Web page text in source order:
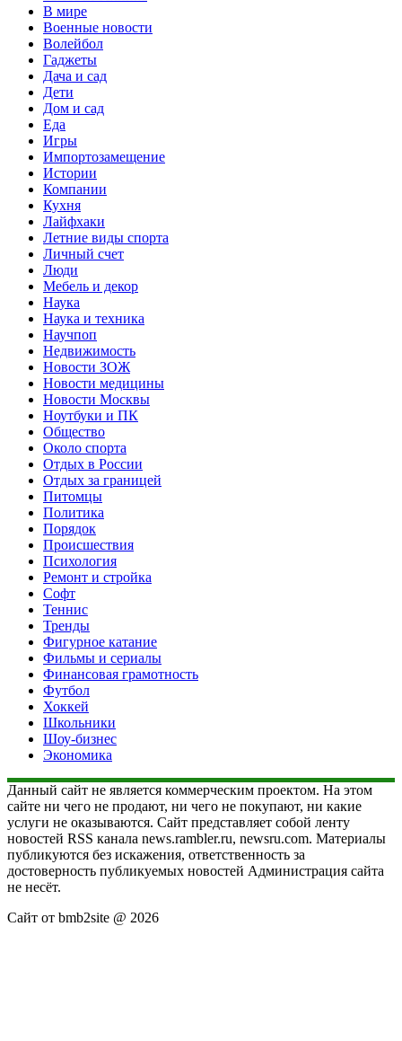
В мире
Военные новости
Волейбол
Гаджеты
Дача и сад
Дети
Дом и сад
Еда
Игры
Импортозамещение
Истории
Компании
Кухня
Лайфхаки
Летние виды спорта
Личный счет
Люди
Мебель и декор
Наука
Наука и техника
Научпоп
Недвижимость
Новости ЗОЖ
Новости медицины
Новости Москвы
Ноутбуки и ПК
Общество
Около спорта
Отдых в России
Отдых за границей
Питомцы
Политика
Порядок
Происшествия
Психология
Ремонт и стройка
Софт
Теннис
Тренды
Фигурное катание
Фильмы и сериалы
Финансовая грамотность
Футбол
Хоккей
Школьники
Шоу-бизнес
Экономика
Данный сайт не является коммерческим проектом. На этом
сайте ни чего не продают, ни чего не покупают, ни какие
услуги не оказываются. Сайт представляет собой ленту
новостей RSS канала news.rambler.ru, newsru.com. Материалы
публикуются без искажения, ответственность за
достоверность публикуемых новостей Администрация сайта
не несёт.
Сайт от bmb2site @ 2026